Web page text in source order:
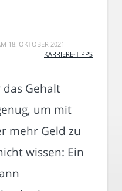
18. OKTOBER 2021
KARRIERE-TIPPS
Gehalt
um mit
mehr Geld zu
wissen: Ein